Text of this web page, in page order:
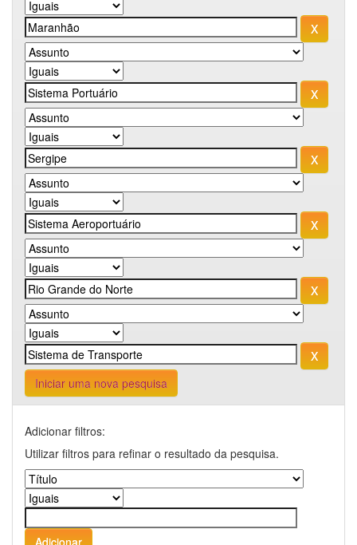
Iniciar uma nova pesquisa
Adicionar filtros:
Utilizar filtros para refinar o resultado da pesquisa.